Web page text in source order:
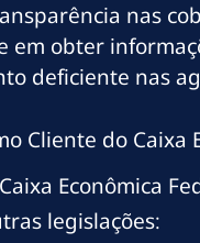
nas
em obter
deficiente nas
Cliente do Caixa
Econômica
legislações: